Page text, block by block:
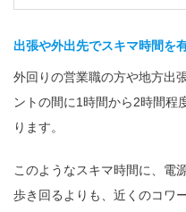
出張や外出先でスキマ時間を
外回りの営業職の方や地方出
ントの間に1時間から2時間程
ります。
このようなスキマ時間に、電
歩き回るよりも、近くのコワ